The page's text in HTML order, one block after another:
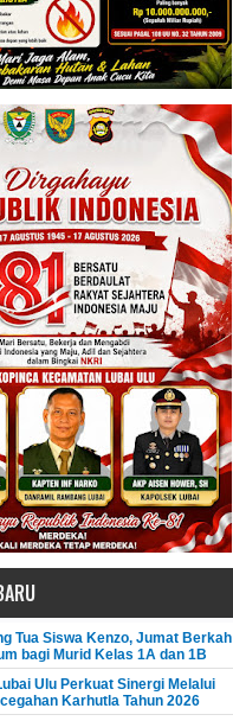
Tua Siswa Kenzo, Jumat Berkah
bagi Murid Kelas 1A dan 1B
Ulu Perkuat Sinergi Melalui
Karhutla Tahun 2026